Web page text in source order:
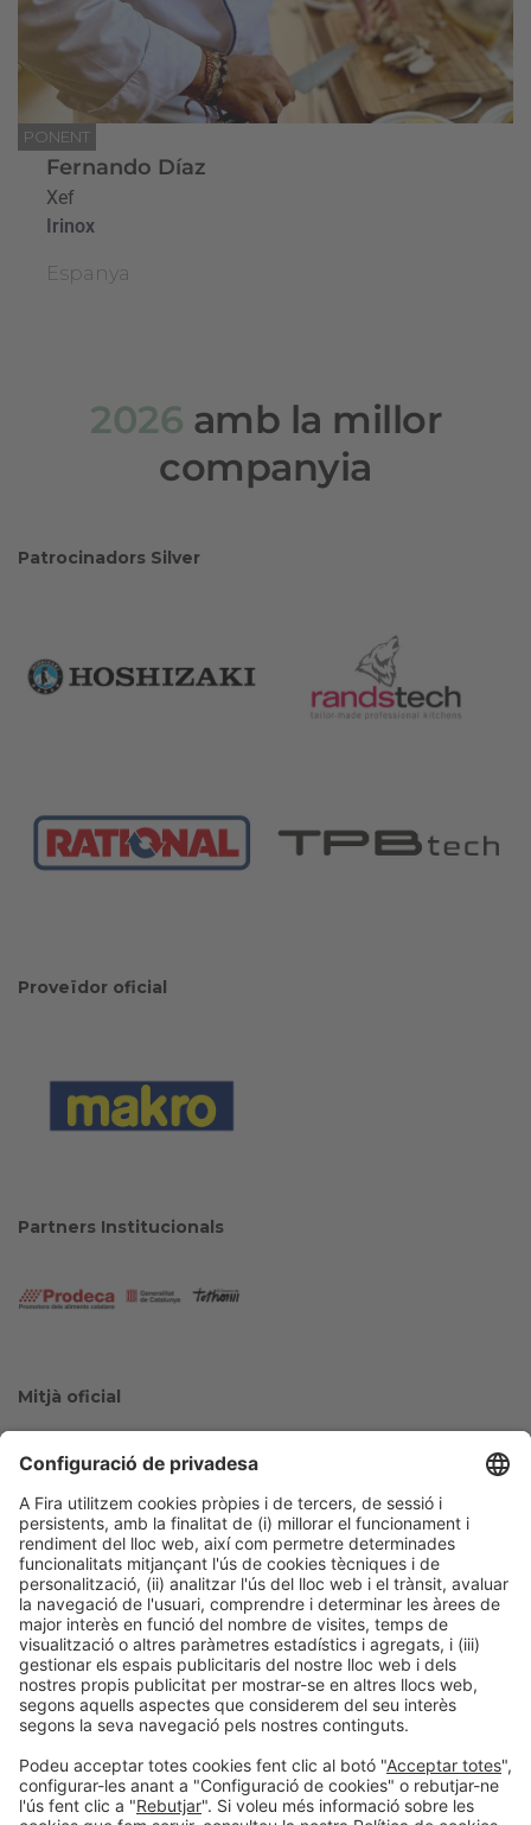
PONENT
Fernando Díaz
Xef
Irinox
Espanya
2026 amb la millor
companyia
Patrocinadors Silver
Proveïdor oficial
Partners Institucionals
Mitjà oficial
Col·laboradors